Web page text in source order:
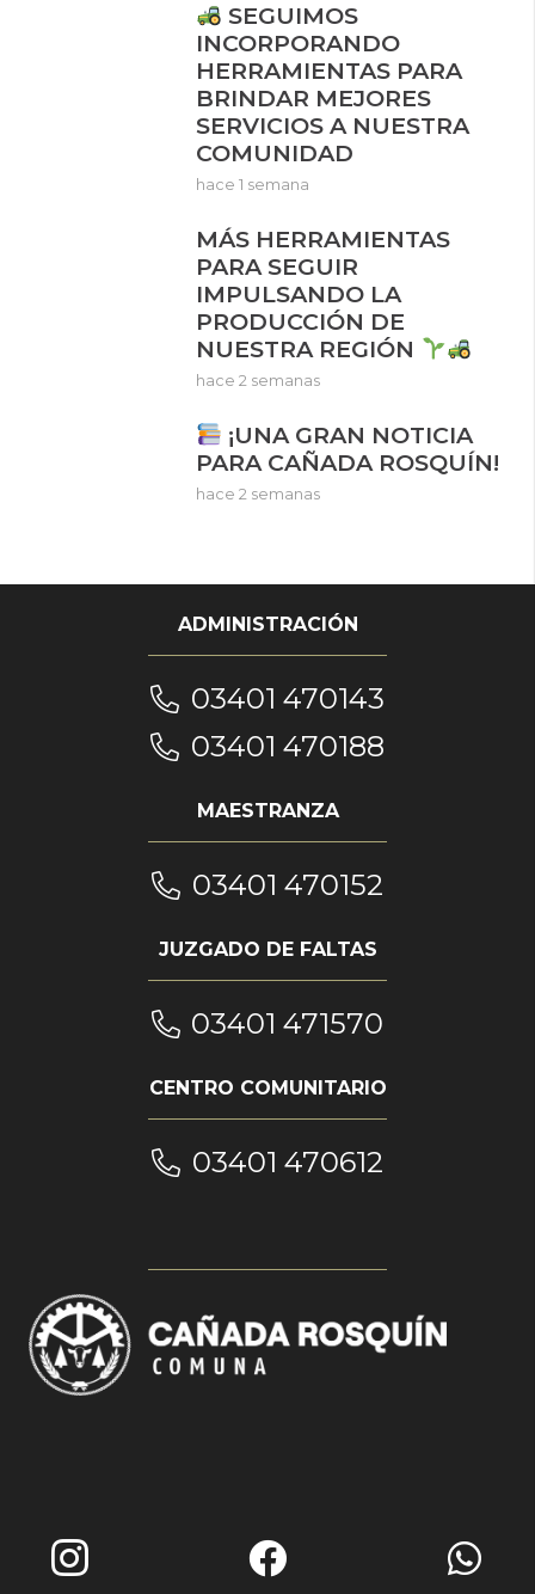
SEGUIMOS
INCORPORANDO
HERRAMIENTAS PARA
BRINDAR MEJORES
SERVICIOS A NUESTRA
COMUNIDAD
hace 1 semana
MÁS HERRAMIENTAS
PARA SEGUIR
IMPULSANDO LA
PRODUCCIÓN DE
NUESTRA REGIÓN
hace 2 semanas
¡UNA GRAN NOTICIA
PARA CAÑADA ROSQUÍN!
hace 2 semanas
ADMINISTRACIÓN
03401 470143
03401 470188
MAESTRANZA
03401 470152
JUZGADO DE FALTAS
03401 471570
CENTRO COMUNITARIO
03401 470612